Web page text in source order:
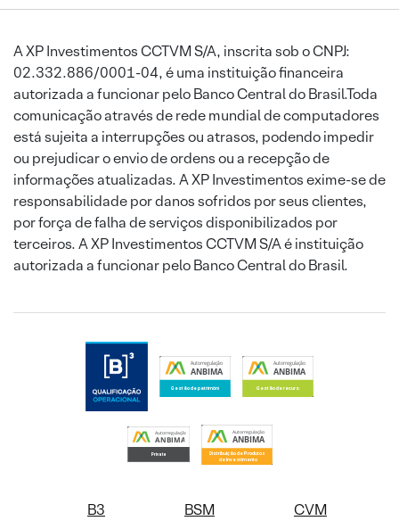
A XP Investimentos CCTVM S/A, inscrita sob o CNPJ:
02.332.886/0001-04, é uma instituição financeira
autorizada a funcionar pelo Banco Central do Brasil.Toda
comunicação através de rede mundial de computadores
está sujeita a interrupções ou atrasos, podendo impedir
ou prejudicar o envio de ordens ou a recepção de
informações atualizadas. A XP Investimentos exime-se de
responsabilidade por danos sofridos por seus clientes,
por força de falha de serviços disponibilizados por
terceiros. A XP Investimentos CCTVM S/A é instituição
autorizada a funcionar pelo Banco Central do Brasil.
B3 BSM CVM